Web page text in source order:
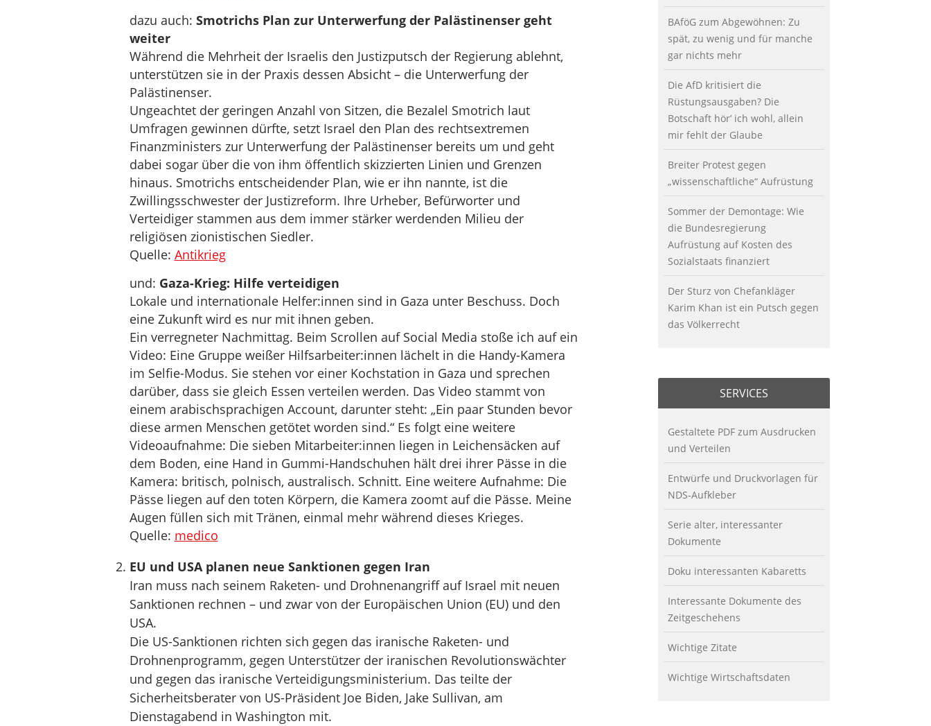
dazu auch: Smotrichs Plan zur Unterwerfung der Palästinenser geht
weiter
Während die Mehrheit der Israelis den Justizputsch der Regierung ablehnt,
unterstützen sie in der Praxis dessen Absicht – die Unterwerfung der
Palästinenser.
Ungeachtet der geringen Anzahl von Sitzen, die Bezalel Smotrich laut
Umfragen gewinnen dürfte, setzt Israel den Plan des rechtsextremen
Finanzministers zur Unterwerfung der Palästinenser bereits um und geht
dabei sogar über die von ihm öffentlich skizzierten Linien und Grenzen
hinaus. Smotrichs entscheidender Plan, wie er ihn nannte, ist die
Zwillingsschwester der Justizreform. Ihre Urheber, Befürworter und
Verteidiger stammen aus dem immer stärker werdenden Milieu der
religiösen zionistischen Siedler.
Quelle: Antikrieg
und: Gaza-Krieg: Hilfe verteidigen
Lokale und internationale Helfer:innen sind in Gaza unter Beschuss. Doch
eine Zukunft wird es nur mit ihnen geben.
Ein verregneter Nachmittag. Beim Scrollen auf Social Media stoße ich auf ein
Video: Eine Gruppe weißer Hilfsarbeiter:innen lächelt in die Handy-Kamera
im Selfie-Modus. Sie stehen vor einer Kochstation in Gaza und sprechen
darüber, dass sie gleich Essen verteilen werden. Das Video stammt von
einem arabischsprachigen Account, darunter steht: „Ein paar Stunden bevor
diese armen Menschen getötet worden sind.“ Es folgt eine weitere
Videoaufnahme: Die sieben Mitarbeiter:innen liegen in Leichensäcken auf
dem Boden, eine Hand in Gummi-Handschuhen hält drei ihrer Pässe in die
Kamera: britisch, polnisch, australisch. Schnitt. Eine weitere Aufnahme: Die
Pässe liegen auf den toten Körpern, die Kamera zoomt auf die Pässe. Meine
Augen füllen sich mit Tränen, einmal mehr während dieses Krieges.
Quelle: medico
EU und USA planen neue Sanktionen gegen Iran
Iran muss nach seinem Raketen- und Drohnenangriff auf Israel mit neuen
Sanktionen rechnen – und zwar von der Europäischen Union (EU) und den
USA.
Die US-Sanktionen richten sich gegen das iranische Raketen- und
Drohnenprogramm, gegen Unterstützer der iranischen Revolutionswächter
und gegen das iranische Verteidigungsministerium. Das teilte der
Sicherheitsberater von US-Präsident Joe Biden, Jake Sullivan, am
Dienstagabend in Washington mit.
BAföG zum Abgewöhnen: Zu
spät, zu wenig und für manche
gar nichts mehr
Die AfD kritisiert die
Rüstungsausgaben? Die
Botschaft hör’ ich wohl, allein
mir fehlt der Glaube
Breiter Protest gegen
„wissenschaftliche“ Aufrüstung
Sommer der Demontage: Wie
die Bundesregierung
Aufrüstung auf Kosten des
Sozialstaats finanziert
Der Sturz von Chefankläger
Karim Khan ist ein Putsch gegen
das Völkerrecht
SERVICES
Gestaltete PDF zum Ausdrucken
und Verteilen
Entwürfe und Druckvorlagen für
NDS-Aufkleber
Serie alter, interessanter
Dokumente
Doku interessanten Kabaretts
Interessante Dokumente des
Zeitgeschehens
Wichtige Zitate
Wichtige Wirtschaftsdaten